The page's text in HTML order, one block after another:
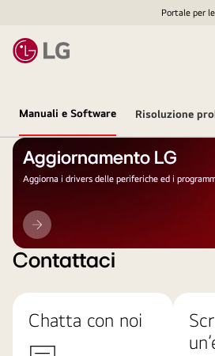
Portale per
Manuali e Software Risoluzione
Aggiornamento LG
Aggiorna i drivers delle periferiche ed i
Aggiornamento
LG
Contattaci
Chatta con noi